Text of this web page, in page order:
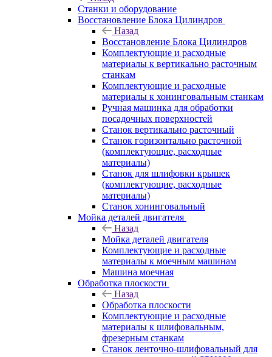
Станки и оборудование
Восстановление Блока Цилиндров
Назад
Восстановление Блока Цилиндров
Комплектующие и расходные
материалы к вертикально расточным
станкам
Комплектующие и расходные
материалы к хонинговальным станкам
Ручная машинка для обработки
посадочных поверхностей
Станок вертикально расточный
Станок горизонтально расточной
(комплектующие, расходные
материалы)
Станок для шлифовки крышек
(комплектующие, расходные
материалы)
Станок хонинговальный
Мойка деталей двигателя
Назад
Мойка деталей двигателя
Комплектующие и расходные
материалы к моечным машинам
Машина моечная
Обработка плоскости
Назад
Обработка плоскости
Комплектующие и расходные
материалы к шлифовальным,
фрезерным станкам
Станок ленточно-шлифовальный для